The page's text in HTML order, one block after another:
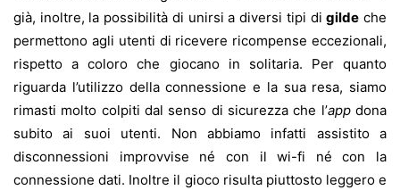
già, inoltre, la possibilità di unirsi a diversi tipi digilde che
permettono agli utenti di ricevere ricompense eccezionali,
rispetto a coloro che giocano in solitaria. Per quanto
riguarda l’utilizzo della connessione e la sua resa, siamo
rimasti molto colpiti dal senso di sicurezza che l’appdona
subito ai suoi utenti. Non abbiamo infatti assistito a
disconnessioni improvvise né con il wi-fi né con la
connessione dati. Inoltre il gioco risulta piuttosto leggero e